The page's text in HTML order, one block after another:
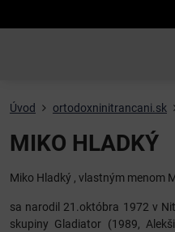
Úvod ortodoxninitrancani.sk
MIKO HLADKÝ
Miko Hladký , vlastným menom
sa narodil 21.októbra 1972 v
skupiny Gladiator (1989,